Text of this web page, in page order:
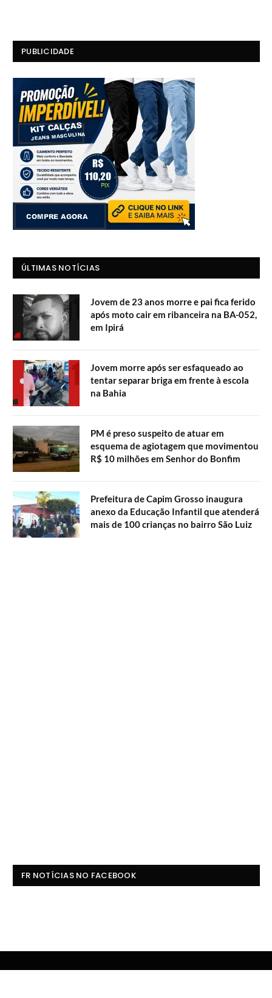
PUBLICIDADE
ÚLTIMAS NOTÍCIAS
Jovem de 23 anos morre e pai fica ferido
após moto cair em ribanceira na BA-052,
em Ipirá
Jovem morre após ser esfaqueado ao
tentar separar briga em frente à escola
na Bahia
PM é preso suspeito de atuar em
esquema de agiotagem que movimentou
R$ 10 milhões em Senhor do Bonfim
Prefeitura de Capim Grosso inaugura
anexo da Educação Infantil que atenderá
mais de 100 crianças no bairro São Luiz
FR NOTÍCIAS NO FACEBOOK